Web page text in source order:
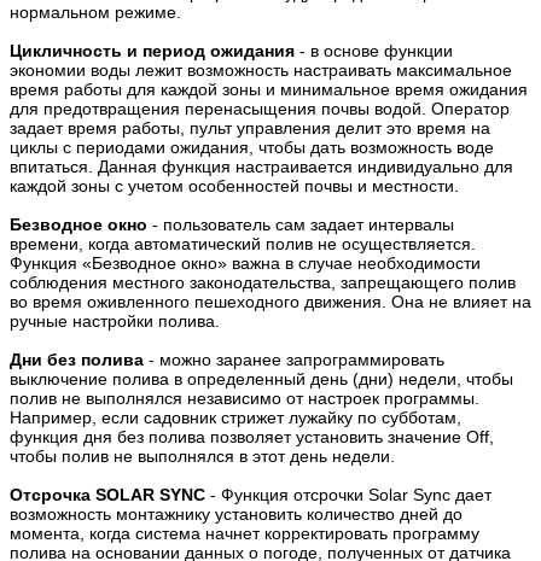
нормальном режиме.
Цикличность и период ожидания - в основе функции
экономии воды лежит возможность настраивать максимальное
время работы для каждой зоны и минимальное время ожидания
для предотвращения перенасыщения почвы водой. Оператор
задает время работы, пульт управления делит это время на
циклы с периодами ожидания, чтобы дать возможность воде
впитаться. Данная функция настраивается индивидуально для
каждой зоны с учетом особенностей почвы и местности.
Безводное окно - пользователь сам задает интервалы
времени, когда автоматический полив не осуществляется.
Функция «Безводное окно» важна в случае необходимости
соблюдения местного законодательства, запрещающего полив
во время оживленного пешеходного движения. Она не влияет на
ручные настройки полива.
Дни без полива - можно заранее запрограммировать
выключение полива в определенный день (дни) недели, чтобы
полив не выполнялся независимо от настроек программы.
Например, если садовник стрижет лужайку по субботам,
функция дня без полива позволяет установить значение Off,
чтобы полив не выполнялся в этот день недели.
Отсрочка SOLAR SYNC - Функция отсрочки Solar Sync дает
возможность монтажнику установить количество дней до
момента, когда система начнет корректировать программу
полива на основании данных о погоде, полученных от датчика